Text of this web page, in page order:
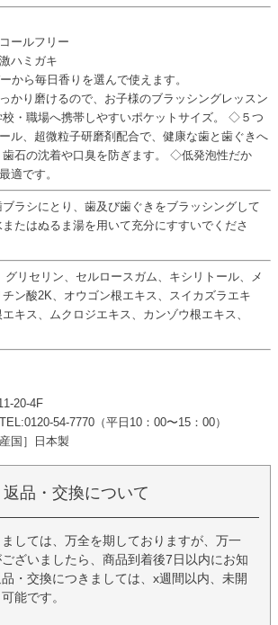
ールフリー
ハミガキ
から毎日香りを選んで使えます。
かり磨けるので、お子様のブラッシングレッスン
・職場へ携帯しやすいポケットサイズ。 ◇５つ
ル、超微粒子研磨剤配合で、健康な歯と歯ぐきへ
石の沈着や口臭を防ぎます。 ◇低発泡性だか
適です。
ブラシにとり、歯及び歯ぐきをブラッシングして
たはぬるま湯を用いて充分にすすいでくださ
グリセリン、セルロースガム、キシリトール、メ
ン酸2K、オウゴン根エキス、スイカズラエキ
キス、ムクロジエキス、カンゾウ根エキス、
20-4F
54-7770（平日10：00〜15：00）
国］日本製
返品・交換について
しては、万全を期しておりますが、万一
ざいましたら、商品到着後7日以内にお知
・交換につきましては、x週間以内、未開
能です。